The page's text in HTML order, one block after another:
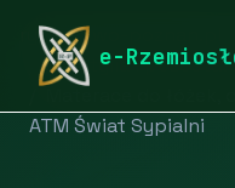
e-
rymarstwo-poznan.pl
Tekstylia i
ATM Świat Sypialni